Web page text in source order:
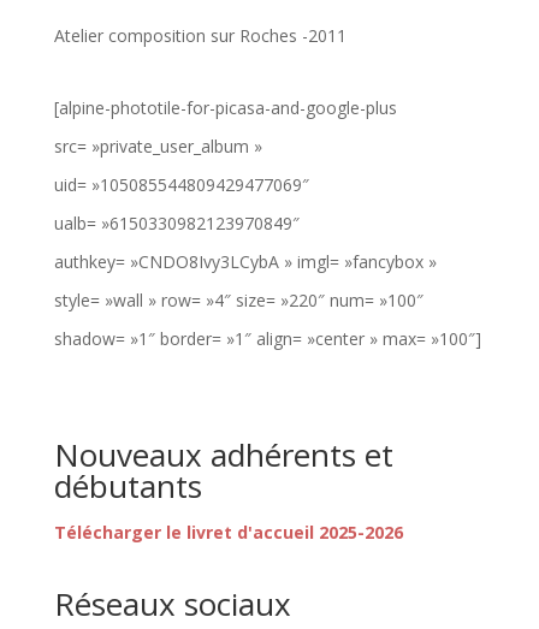
Atelier composition sur Roches -2011
[alpine-phototile-for-picasa-and-google-plus
src= »private_user_album »
uid= »105085544809429477069″
ualb= »6150330982123970849″
authkey= »CNDO8Ivy3LCybA » imgl= »fancybox »
style= »wall » row= »4″ size= »220″ num= »100″
shadow= »1″ border= »1″ align= »center » max= »100″]
Nouveaux adhérents et
débutants
Télécharger le livret d'accueil 2025-2026
Réseaux sociaux